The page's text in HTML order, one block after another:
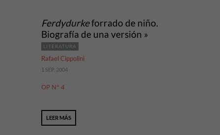
Ferdydurkeforrado de niño.
Biografía de una versión »
LITERATURA
Rafael Cippolini
1 SEP, 2004
OP N° 4
LEER MÁS